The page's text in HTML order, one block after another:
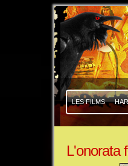
LES FILMS
L'onorata